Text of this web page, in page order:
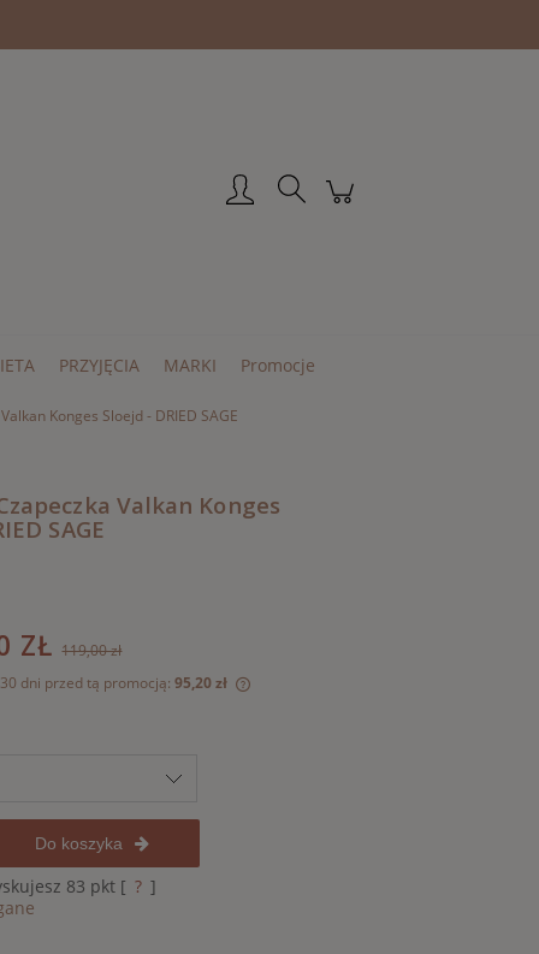
PRZYJĘCIA MARKI Promocje
Konges Sloejd - DRIED SAGE
Valkan Konges
SAGE
ZŁ 119,00 zł
dni przed tą promocją:95,20 zł
jest sprzedawany krócej niż
produkt pojawił się w
Do koszyka
83 pkt [ ? ]